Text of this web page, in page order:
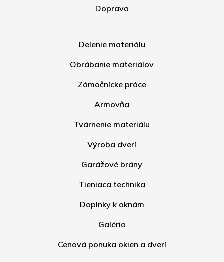
Doprava
Delenie materiálu
Obrábanie materiálov
Zámočnícke práce
Armovňa
Tvárnenie materiálu
Výroba dverí
Garážové brány
Tieniaca technika
Doplnky k oknám
Galéria
Cenová ponuka okien a dverí